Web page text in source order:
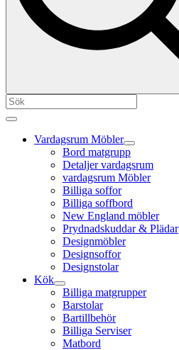
Vardagsrum Möbler
Bord matgrupp
Detaljer vardagsrum
vardagsrum Möbler
Billiga soffor
Billiga soffbord
New England möbler
Prydnadskuddar & Plädar
Designmöbler
Designsoffor
Designstolar
Kök
Billiga matgrupper
Barstolar
Bartillbehör
Billiga Serviser
Matbord